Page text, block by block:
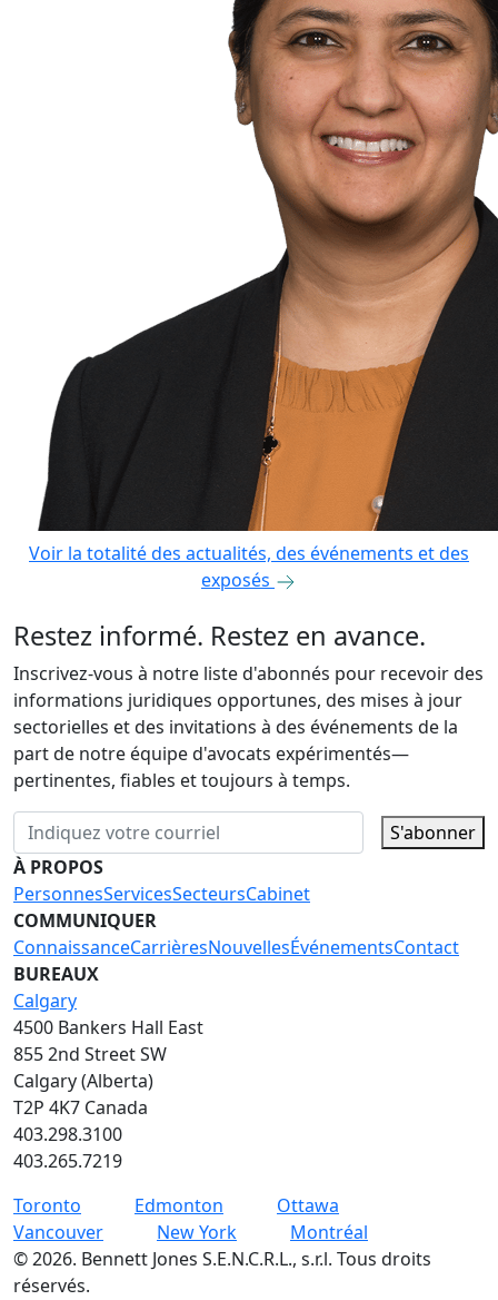
Voir la totalité des actualités, des événements et des
exposés
Restez informé. Restez en avance.
Inscrivez-vous à notre liste d'abonnés pour recevoir des
informations juridiques opportunes, des mises à jour
sectorielles et des invitations à des événements de la
part de notre équipe d'avocats expérimentés—
pertinentes, fiables et toujours à temps.
S'abonner
À PROPOS
PersonnesServicesSecteursCabinet
COMMUNIQUER
ConnaissanceCarrièresNouvellesÉvénementsContact
BUREAUX
Calgary
4500 Bankers Hall East
855 2nd Street SW
Calgary (Alberta)
T2P 4K7 Canada
403.298.3100
403.265.7219
Toronto
Edmonton
Ottawa
Vancouver
New York
Montréal
©2026. Bennett Jones S.E.N.C.R.L., s.r.l. Tous droits
réservés.